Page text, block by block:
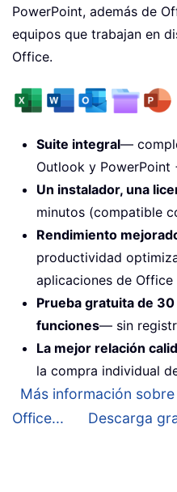
PowerPoint, además de
equipos que trabajan en
Office.
Suite integral—
Outlook y PowerPoint
Un instalador, una
minutos (compatible
Rendimiento
productividad
aplicaciones de Office
Prueba gratuita de
funciones— sin
La mejor relación
la compra individual
Más información
Office...
Descarga